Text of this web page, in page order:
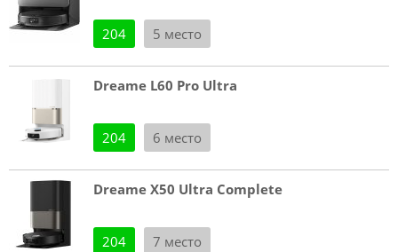
204 5 место
Dreame L60 Pro Ultra
204 6 место
Dreame X50 Ultra Complete
204 7 место